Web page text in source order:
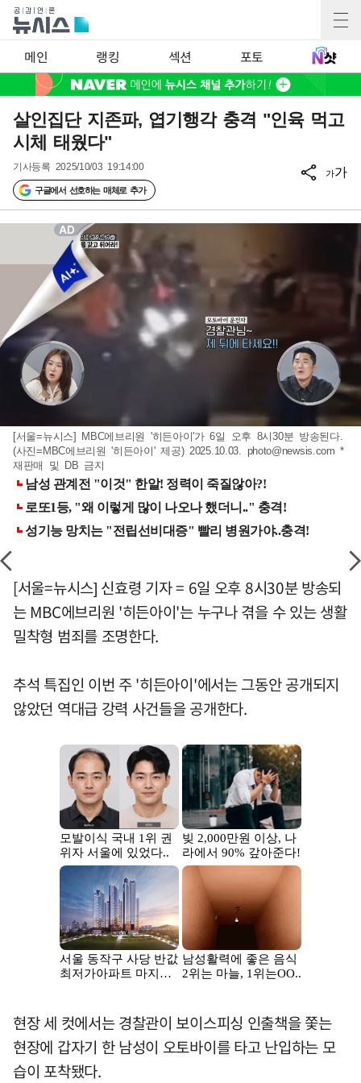
메인 랭킹 섹션 포토
살인집단 지존파, 엽기행각 충격 "인육 먹고
시체 태웠다"
기사등록 2025/10/03 19:14:00
구글에서 선호하는 매체로 추가
가가
[서울=뉴시스] MBC에브리원 '히든아이'가 6일 오후 8시30분 방송된다.
(사진=MBC에브리원 '히든아이' 제공) 2025.10.03. photo@newsis.com *
재판매 및 DB 금지
[서울=뉴시스] 신효령 기자 = 6일 오후 8시30분 방송되
는 MBC에브리원 '히든아이'는 누구나 겪을 수 있는 생활
밀착형 범죄를 조명한다.
추석 특집인 이번 주 '히든아이'에서는 그동안 공개되지
않았던 역대급 강력 사건들을 공개한다.
현장 세 컷에서는 경찰관이 보이스피싱 인출책을 쫓는
현장에 갑자기 한 남성이 오토바이를 타고 난입하는 모
습이 포착됐다.